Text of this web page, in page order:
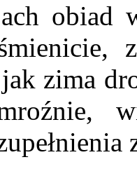
obiad
jak zima